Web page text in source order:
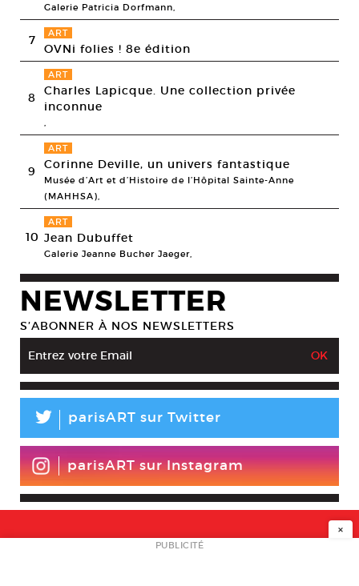
Galerie Patricia Dorfmann,
7 ART
OVNi folies ! 8e édition
8
ART
Charles Lapicque. Une collection privée
inconnue
,
9
ART
Corinne Deville, un univers fantastique
Musée d’Art et d’Histoire de l’Hôpital Sainte-Anne
(MAHHSA),
10
ART
Jean Dubuffet
Galerie Jeanne Bucher Jaeger,
NEWSLETTER
S’ABONNER À NOS NEWSLETTERS
L parisART sur Twitter
parisART sur Instagram
NEWSLETTER
×
PUBLICITÉ